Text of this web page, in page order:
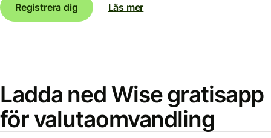
Registrera dig
Läs mer
Ladda ned Wise gratisapp
för valutaomvandling